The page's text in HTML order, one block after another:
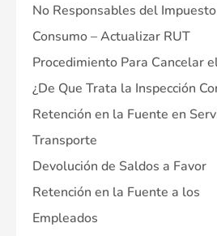
No Responsables del
Consumo – Actualizar RUT
Procedimiento Para Cancelar
¿De Que Trata la Inspección
Retención en la Fuente en
Transporte
Devolución de Saldos a Favor
Retención en la Fuente a los
Empleados